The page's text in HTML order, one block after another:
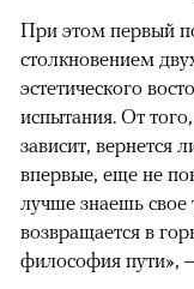
При этом первый
столкновением
эстетического
испытания. От
зависит, вернется
впервые, еще не
лучше знаешь свое
возвращается в
философия пути»,